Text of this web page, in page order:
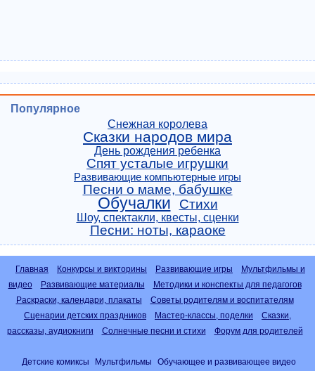
Популярное
Снежная королева
Сказки народов мира
День рождения ребенка
Спят усталые игрушки
Развивающие компьютерные игры
Песни о маме, бабушке
Обучалки Стихи
Шоу, спектакли, квесты, сценки
Песни: ноты, караоке
Главная Конкурсы и викторины Развивающие игры
Мультфильмы и
видео
Развивающие материалы
Методики и конспекты для педагогов
Раскраски, календари, плакаты
Советы родителям и воспитателям
Сценарии детских праздников
Мастер-классы, поделки
Сказки,
рассказы, аудиокниги
Солнечные песни и стихи Форум для родителей
Детские комиксы Мультфильмы
Обучающее и развивающее видео